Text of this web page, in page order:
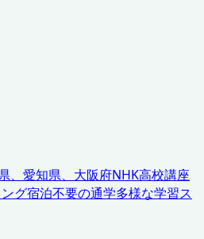
、愛知県、大阪府NHK高校講座
グ宿泊不要の通学多様な学習ス